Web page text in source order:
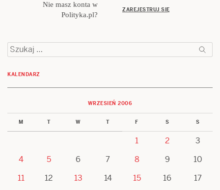
Nie masz konta w
Polityka.pl?
ZAREJESTRUJ SIĘ
Szukaj:
KALENDARZ
WRZESIEŃ 2006
M T W T F S S
1 2
3
4
5 6 7 8 9
10
11
12 13 14 15 16
17